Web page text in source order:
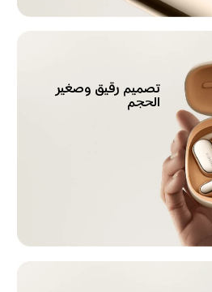
تصميم رقيق وصغير
الحجم